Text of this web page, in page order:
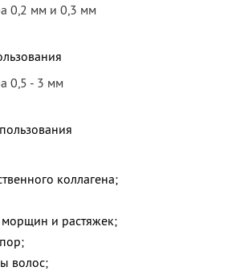
0,2 мм и 0,3 мм
0,5 - 3 мм
коллагена;
морщин и растяжек;
волос;